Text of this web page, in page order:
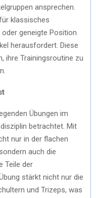
ansprechen.
klassisches
geneigte Position
herausfordert. Diese
ihre Trainingsroutine zu
Übungen im
betrachtet. Mit
nur in der flachen
auch die
Teile der
stärkt nicht nur die
und Trizeps, was